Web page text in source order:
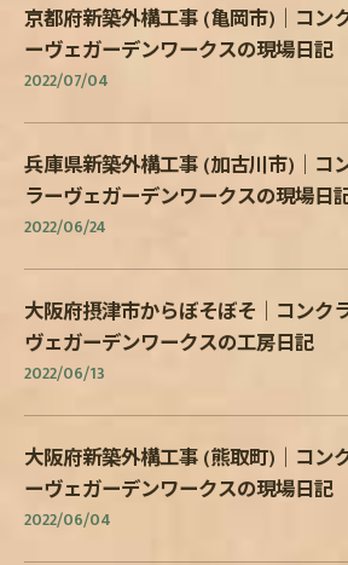
京都府新築外構工事 (亀岡市)｜コン
ーヴェガーデンワークスの現場日記
2022/07/04
兵庫県新築外構工事 (加古川市)｜コ
ラーヴェガーデンワークスの現場日
2022/06/24
大阪府摂津市からぼそぼそ｜コンク
ヴェガーデンワークスの工房日記
2022/06/13
大阪府新築外構工事 (熊取町)｜コン
ーヴェガーデンワークスの現場日記
2022/06/04